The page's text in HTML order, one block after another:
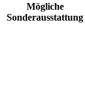
Mögliche
Sonderausstattung